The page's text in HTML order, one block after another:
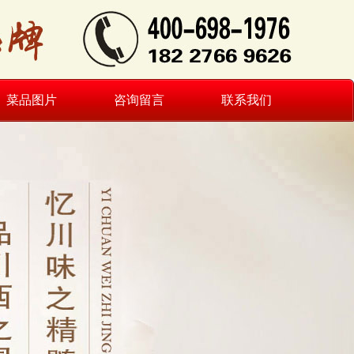
菜品图片 咨询留言 联系我们